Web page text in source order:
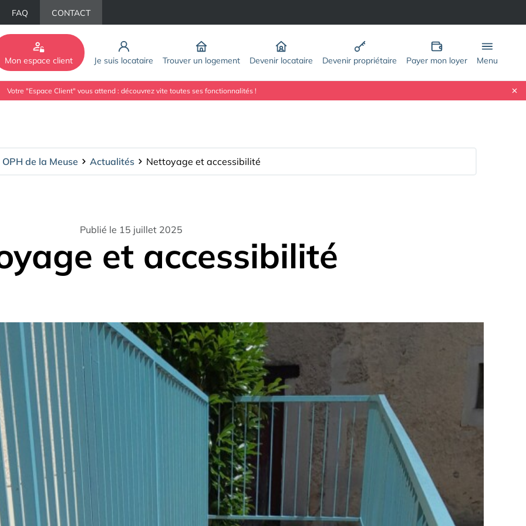
FAQ CONTACT
Mon espace client Je suis locataire Trouver un logement Devenir locataire Devenir propriétaire Payer mon loyer Menu
Votre "Espace Client" vous attend : découvrez vite toutes ses fonctionnalités !
OPH de la Meuse Actualités Nettoyage et accessibilité
Publié le 15 juillet 2025
et accessibilité